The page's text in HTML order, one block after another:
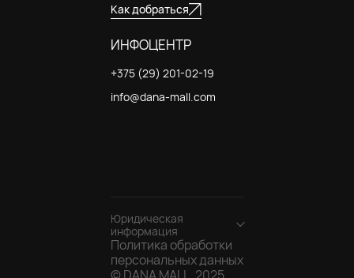
Как добраться
ИНФОЦЕНТР
+375 (29) 201-02-19
info@dana-mall.com
Юридическая
информация
Общество с
ограниченной
Политика обработки
персональных данных
© DANA MALL, 2025